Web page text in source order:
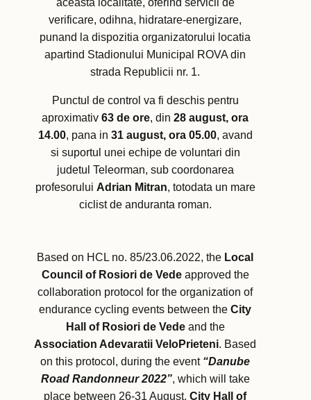
aceasta localitate, oferind servicii de
verificare, odihna, hidratare-energizare,
punand la dispozitia organizatorului locatia
apartind Stadionului Municipal ROVA din
strada Republicii nr. 1.
Punctul de control va fi deschis pentru
aproximativ 63 de ore, din 28 august, ora
14.00, pana in 31 august, ora 05.00, avand
si suportul unei echipe de voluntari din
judetul Teleorman, sub coordonarea
profesorului Adrian Mitran, totodata un mare
ciclist de anduranta roman.
Based on HCL no. 85/23.06.2022, the Local
Council of Rosiori de Vedeapproved the
collaboration protocol for the organization of
endurance cycling events between the City
Hall of Rosiori de Vedeand the
Association Adevaratii VeloPrieteni. Based
on this protocol, during the event “Danube
Road Randonneur 2022”, which will take
place between 26-31 August, City Hall of